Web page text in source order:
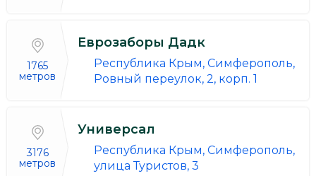
1765
метров
Еврозаборы Дадк
Республика Крым, Симферополь,
Ровный переулок, 2, корп. 1
3176
метров
Универсал
Республика Крым, Симферополь,
улица Туристов, 3